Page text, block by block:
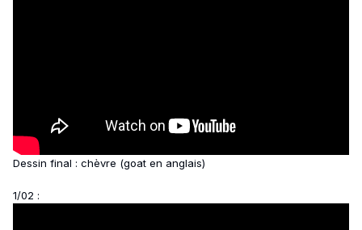
Dessin final : chèvre (goat en anglais)
1/02 :